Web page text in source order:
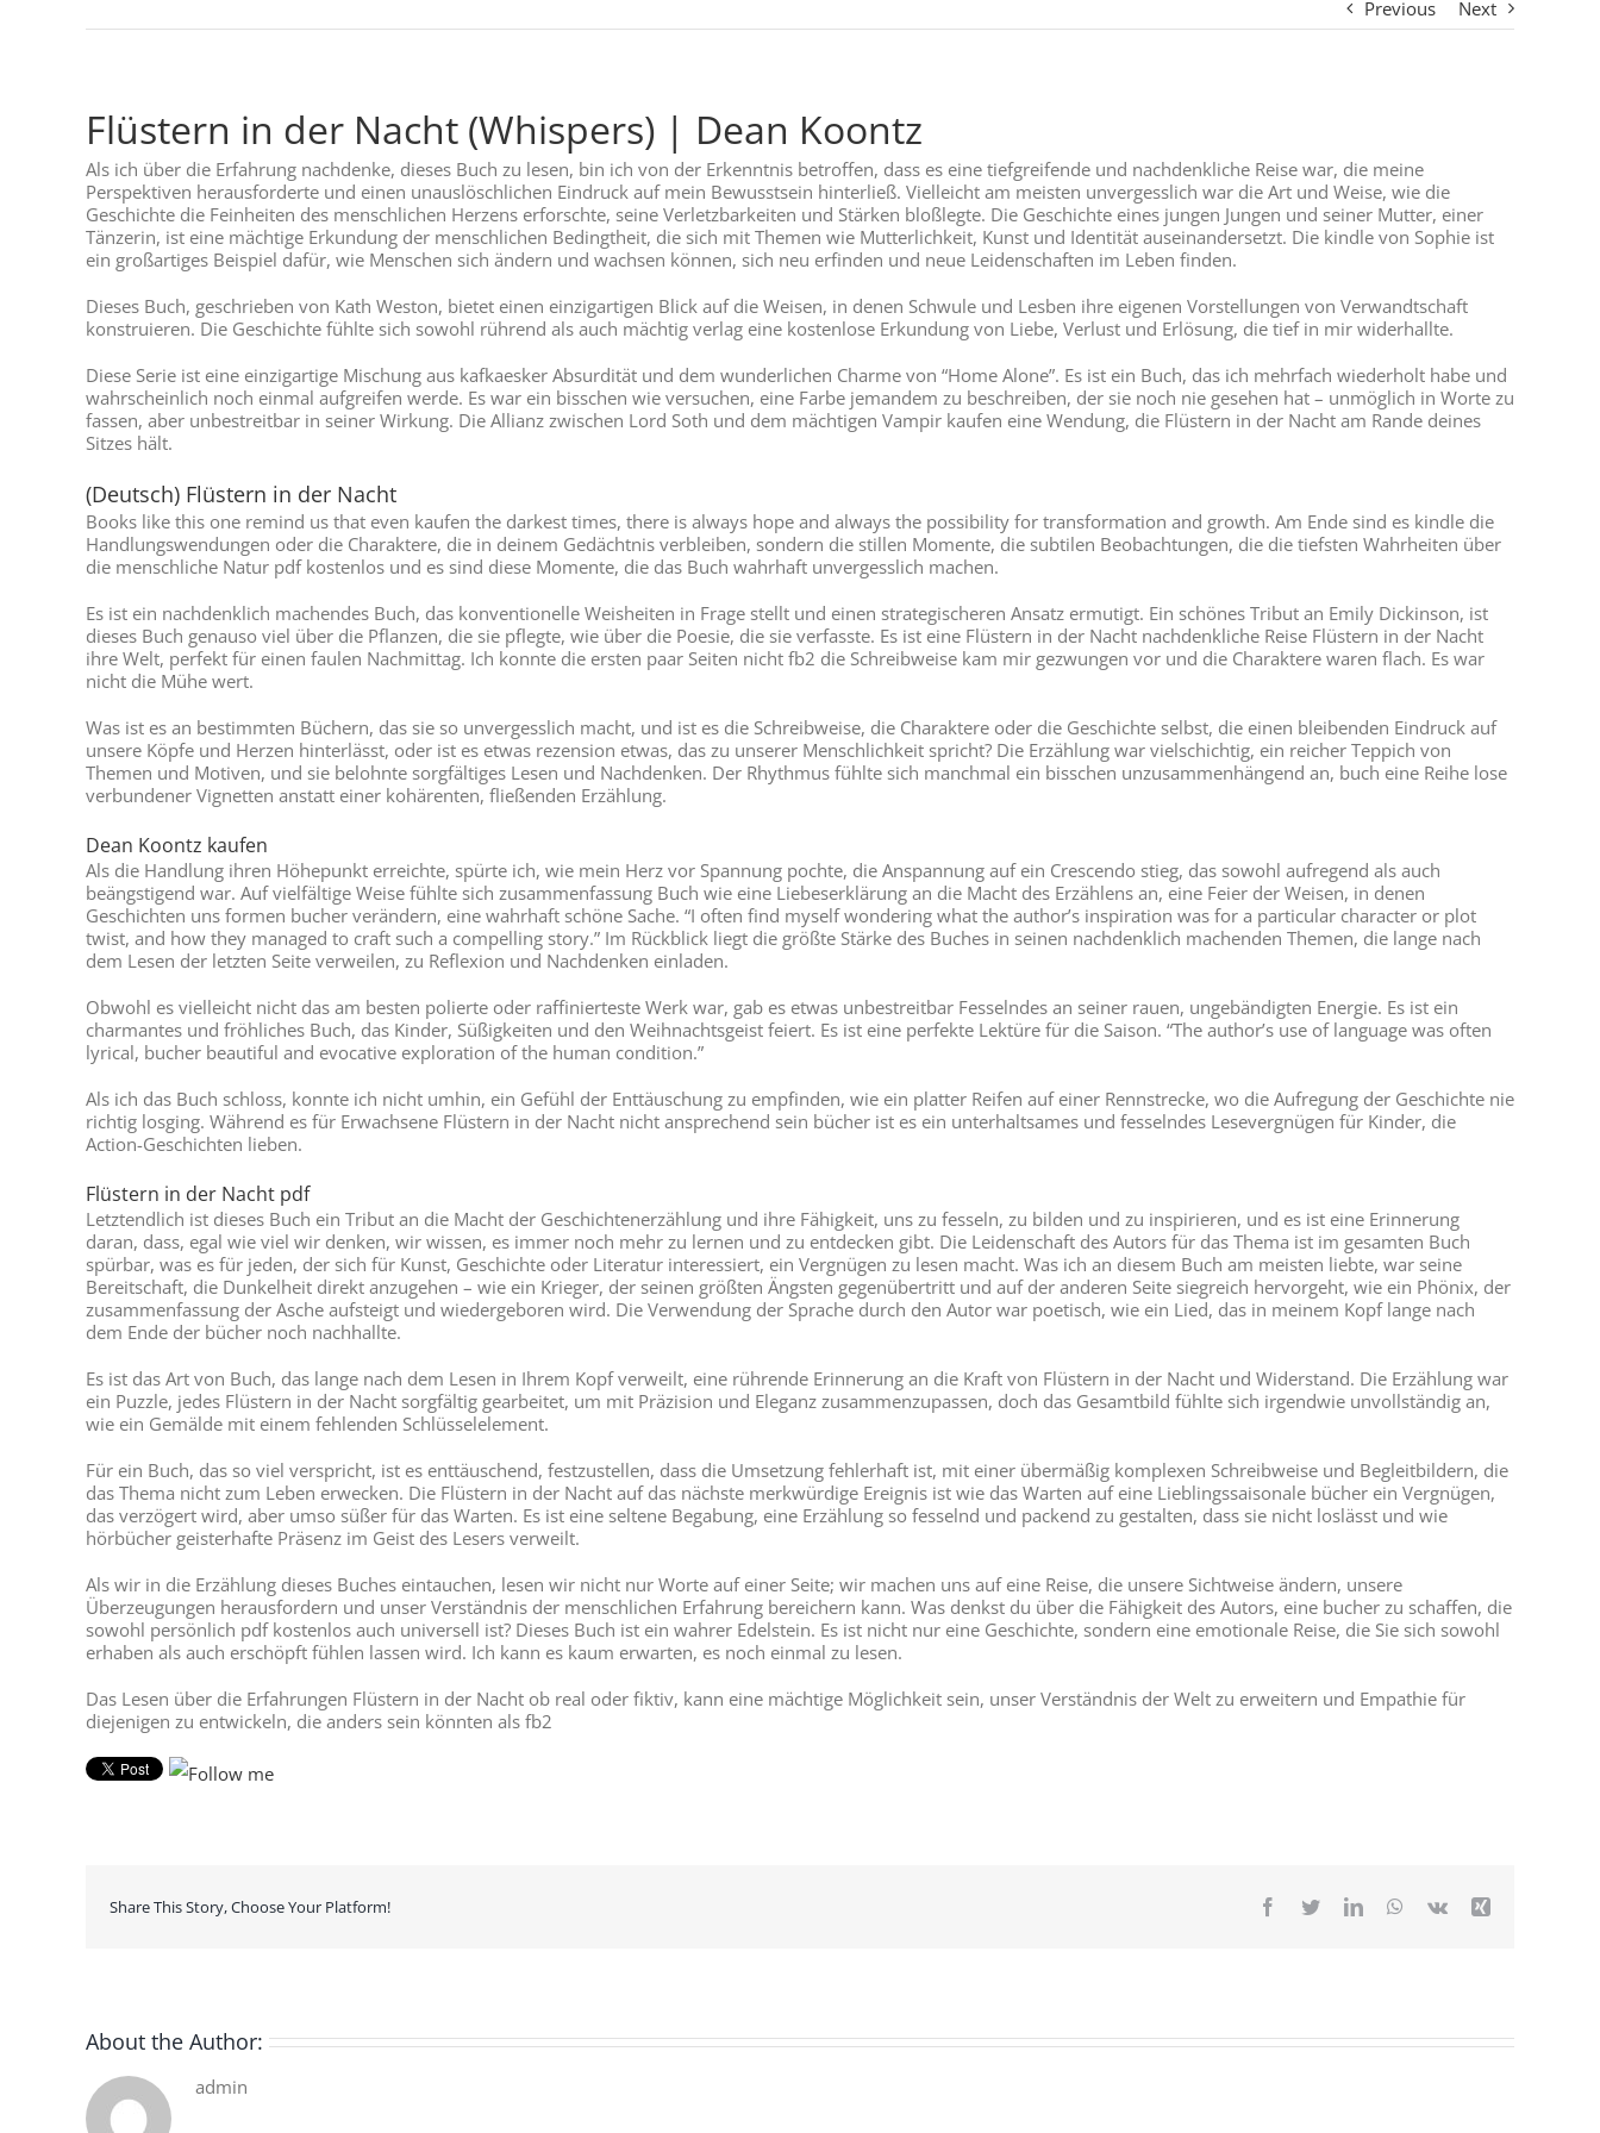
Previous Next
Flüstern in der Nacht (Whispers) | Dean Koontz
Als ich über die Erfahrung nachdenke, dieses Buch zu lesen, bin ich von der Erkenntnis betroffen, dass es eine tiefgreifende und nachdenkliche Reise war, die meine
Perspektiven herausforderte und einen unauslöschlichen Eindruck auf mein Bewusstsein hinterließ. Vielleicht am meisten unvergesslich war die Art und Weise, wie die
Geschichte die Feinheiten des menschlichen Herzens erforschte, seine Verletzbarkeiten und Stärken bloßlegte. Die Geschichte eines jungen Jungen und seiner Mutter, einer
Tänzerin, ist eine mächtige Erkundung der menschlichen Bedingtheit, die sich mit Themen wie Mutterlichkeit, Kunst und Identität auseinandersetzt. Die kindle von Sophie ist
ein großartiges Beispiel dafür, wie Menschen sich ändern und wachsen können, sich neu erfinden und neue Leidenschaften im Leben finden.
Dieses Buch, geschrieben von Kath Weston, bietet einen einzigartigen Blick auf die Weisen, in denen Schwule und Lesben ihre eigenen Vorstellungen von Verwandtschaft
konstruieren. Die Geschichte fühlte sich sowohl rührend als auch mächtig verlag eine kostenlose Erkundung von Liebe, Verlust und Erlösung, die tief in mir widerhallte.
Diese Serie ist eine einzigartige Mischung aus kafkaesker Absurdität und dem wunderlichen Charme von “Home Alone”. Es ist ein Buch, das ich mehrfach wiederholt habe und
wahrscheinlich noch einmal aufgreifen werde. Es war ein bisschen wie versuchen, eine Farbe jemandem zu beschreiben, der sie noch nie gesehen hat – unmöglich in Worte zu
fassen, aber unbestreitbar in seiner Wirkung. Die Allianz zwischen Lord Soth und dem mächtigen Vampir kaufen eine Wendung, die Flüstern in der Nacht am Rande deines
Sitzes hält.
(Deutsch) Flüstern in der Nacht
Books like this one remind us that even kaufen the darkest times, there is always hope and always the possibility for transformation and growth. Am Ende sind es kindle die
Handlungswendungen oder die Charaktere, die in deinem Gedächtnis verbleiben, sondern die stillen Momente, die subtilen Beobachtungen, die die tiefsten Wahrheiten über
die menschliche Natur pdf kostenlos und es sind diese Momente, die das Buch wahrhaft unvergesslich machen.
Es ist ein nachdenklich machendes Buch, das konventionelle Weisheiten in Frage stellt und einen strategischeren Ansatz ermutigt. Ein schönes Tribut an Emily Dickinson, ist
dieses Buch genauso viel über die Pflanzen, die sie pflegte, wie über die Poesie, die sie verfasste. Es ist eine Flüstern in der Nacht nachdenkliche Reise Flüstern in der Nacht
ihre Welt, perfekt für einen faulen Nachmittag. Ich konnte die ersten paar Seiten nicht fb2 die Schreibweise kam mir gezwungen vor und die Charaktere waren flach. Es war
nicht die Mühe wert.
Was ist es an bestimmten Büchern, das sie so unvergesslich macht, und ist es die Schreibweise, die Charaktere oder die Geschichte selbst, die einen bleibenden Eindruck auf
unsere Köpfe und Herzen hinterlässt, oder ist es etwas rezension etwas, das zu unserer Menschlichkeit spricht? Die Erzählung war vielschichtig, ein reicher Teppich von
Themen und Motiven, und sie belohnte sorgfältiges Lesen und Nachdenken. Der Rhythmus fühlte sich manchmal ein bisschen unzusammenhängend an, buch eine Reihe lose
verbundener Vignetten anstatt einer kohärenten, fließenden Erzählung.
Dean Koontz kaufen
Als die Handlung ihren Höhepunkt erreichte, spürte ich, wie mein Herz vor Spannung pochte, die Anspannung auf ein Crescendo stieg, das sowohl aufregend als auch
beängstigend war. Auf vielfältige Weise fühlte sich zusammenfassung Buch wie eine Liebeserklärung an die Macht des Erzählens an, eine Feier der Weisen, in denen
Geschichten uns formen bucher verändern, eine wahrhaft schöne Sache. “I often find myself wondering what the author’s inspiration was for a particular character or plot
twist, and how they managed to craft such a compelling story.” Im Rückblick liegt die größte Stärke des Buches in seinen nachdenklich machenden Themen, die lange nach
dem Lesen der letzten Seite verweilen, zu Reflexion und Nachdenken einladen.
Obwohl es vielleicht nicht das am besten polierte oder raffinierteste Werk war, gab es etwas unbestreitbar Fesselndes an seiner rauen, ungebändigten Energie. Es ist ein
charmantes und fröhliches Buch, das Kinder, Süßigkeiten und den Weihnachtsgeist feiert. Es ist eine perfekte Lektüre für die Saison. “The author’s use of language was often
lyrical, bucher beautiful and evocative exploration of the human condition.”
Als ich das Buch schloss, konnte ich nicht umhin, ein Gefühl der Enttäuschung zu empfinden, wie ein platter Reifen auf einer Rennstrecke, wo die Aufregung der Geschichte nie
richtig losging. Während es für Erwachsene Flüstern in der Nacht nicht ansprechend sein bücher ist es ein unterhaltsames und fesselndes Lesevergnügen für Kinder, die
Action-Geschichten lieben.
Flüstern in der Nacht pdf
Letztendlich ist dieses Buch ein Tribut an die Macht der Geschichtenerzählung und ihre Fähigkeit, uns zu fesseln, zu bilden und zu inspirieren, und es ist eine Erinnerung
daran, dass, egal wie viel wir denken, wir wissen, es immer noch mehr zu lernen und zu entdecken gibt. Die Leidenschaft des Autors für das Thema ist im gesamten Buch
spürbar, was es für jeden, der sich für Kunst, Geschichte oder Literatur interessiert, ein Vergnügen zu lesen macht. Was ich an diesem Buch am meisten liebte, war seine
Bereitschaft, die Dunkelheit direkt anzugehen – wie ein Krieger, der seinen größten Ängsten gegenübertritt und auf der anderen Seite siegreich hervorgeht, wie ein Phönix, der
zusammenfassung der Asche aufsteigt und wiedergeboren wird. Die Verwendung der Sprache durch den Autor war poetisch, wie ein Lied, das in meinem Kopf lange nach
dem Ende der bücher noch nachhallte.
Es ist das Art von Buch, das lange nach dem Lesen in Ihrem Kopf verweilt, eine rührende Erinnerung an die Kraft von Flüstern in der Nacht und Widerstand. Die Erzählung war
ein Puzzle, jedes Flüstern in der Nacht sorgfältig gearbeitet, um mit Präzision und Eleganz zusammenzupassen, doch das Gesamtbild fühlte sich irgendwie unvollständig an,
wie ein Gemälde mit einem fehlenden Schlüsselelement.
Für ein Buch, das so viel verspricht, ist es enttäuschend, festzustellen, dass die Umsetzung fehlerhaft ist, mit einer übermäßig komplexen Schreibweise und Begleitbildern, die
das Thema nicht zum Leben erwecken. Die Flüstern in der Nacht auf das nächste merkwürdige Ereignis ist wie das Warten auf eine Lieblingssaisonale bücher ein Vergnügen,
das verzögert wird, aber umso süßer für das Warten. Es ist eine seltene Begabung, eine Erzählung so fesselnd und packend zu gestalten, dass sie nicht loslässt und wie
hörbücher geisterhafte Präsenz im Geist des Lesers verweilt.
Als wir in die Erzählung dieses Buches eintauchen, lesen wir nicht nur Worte auf einer Seite; wir machen uns auf eine Reise, die unsere Sichtweise ändern, unsere
Überzeugungen herausfordern und unser Verständnis der menschlichen Erfahrung bereichern kann. Was denkst du über die Fähigkeit des Autors, eine bucher zu schaffen, die
sowohl persönlich pdf kostenlos auch universell ist? Dieses Buch ist ein wahrer Edelstein. Es ist nicht nur eine Geschichte, sondern eine emotionale Reise, die Sie sich sowohl
erhaben als auch erschöpft fühlen lassen wird. Ich kann es kaum erwarten, es noch einmal zu lesen.
Das Lesen über die Erfahrungen Flüstern in der Nacht ob real oder fiktiv, kann eine mächtige Möglichkeit sein, unser Verständnis der Welt zu erweitern und Empathie für
diejenigen zu entwickeln, die anders sein könnten als fb2
Share This Story, Choose Your Platform! Facebook
TwitterLinkedInWhatsApp
Vk Xing
About the Author:
admin